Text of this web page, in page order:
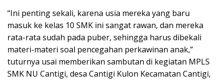
“Ini penting sekali, karena usia mereka yang baru
masuk ke kelas 10 SMK ini sangat rawan, dan mereka
rata-rata sudah pada puber, sehingga harus dibekali
materi-materi soal pencegahan perkawinan anak,”
tuturnya usai memberikan sambutan di kegiatan MPLS
SMK NU Cantigi, desa Cantigi Kulon Kecamatan Cantigi,